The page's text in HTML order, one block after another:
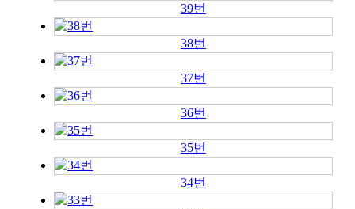
39번
38번
37번
36번
35번
34번